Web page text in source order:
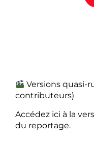
Versions quasi-
contributeurs)
Accédez ici à la
du reportage.